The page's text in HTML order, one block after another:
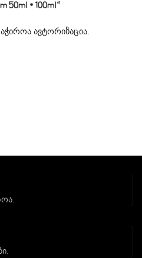
50ml • 100ml“
ავტორიზაცია.